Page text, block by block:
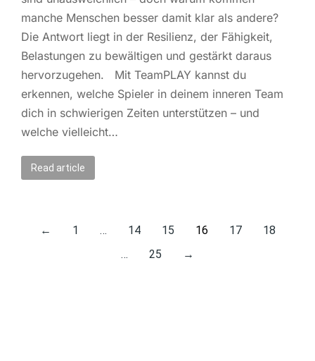
manche Menschen besser damit klar als andere?
Die Antwort liegt in der Resilienz, der Fähigkeit,
Belastungen zu bewältigen und gestärkt daraus
hervorzugehen. Mit TeamPLAY kannst du
erkennen, welche Spieler in deinem inneren Team
dich in schwierigen Zeiten unterstützen – und
welche vielleicht…
Read article
← 1 … 14 15 16 17
18
…
25 →